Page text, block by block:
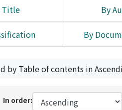
Title By
By
by Table of contents in
In order: